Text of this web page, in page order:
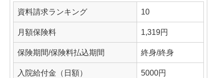
資料請求ランキング 10
月額保険料 1,319円
保険期間/保険料払込期間 終身/終身
入院給付金（日額） 5000円